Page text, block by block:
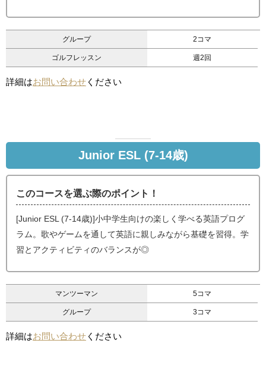
グループ 2コマ
ゴルフレッスン 週2回
詳細はお問い合わせ ください
Junior ESL (7-14歳)
このコースを選ぶ際のポイント！
[Junior ESL (7-14歳)]小中学生向けの楽しく学べる英語プログ
ラム。歌やゲームを通して英語に親しみながら基礎を習得。学
習とアクティビティのバランスが◎
マンツーマン 5コマ
グループ 3コマ
詳細はお問い合わせ ください